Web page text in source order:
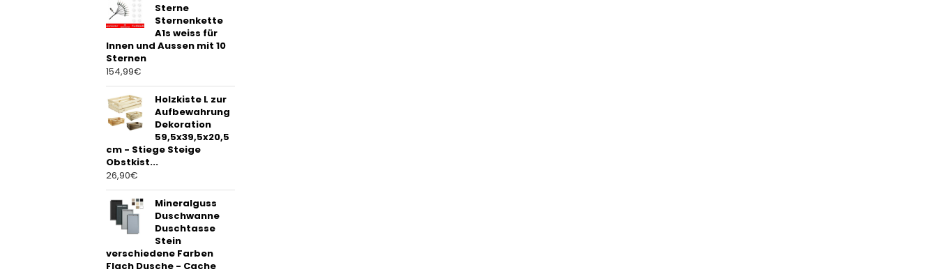
Sterne
Sternenkette
A1s weiss für
Innen und Aussen mit 10
Sternen
154,99€
Holzkiste L zur
Aufbewahrung
Dekoration
59,5x39,5x20,5
cm - Stiege Steige
Obstkist...
26,90€
Mineralguss
Duschwanne
Duschtasse
Stein
verschiedene Farben
Flach Dusche - Cache